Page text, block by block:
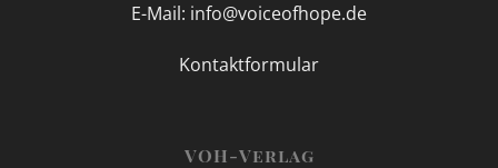
E-Mail: info@voiceofhope.de
Kontaktformular
VOH-Verlag